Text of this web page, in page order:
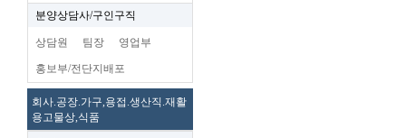
분양상담사/구인구직
상담원 팀장 영업부
홍보부/전단지배포
회사.공장.가구,용접.생산직.재활
용고물상,식품